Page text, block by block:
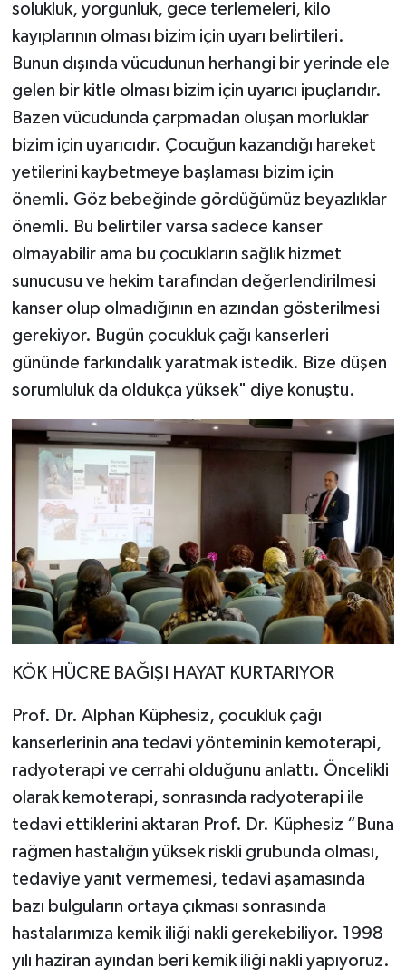
solukluk, yorgunluk, gece terlemeleri, kilo
kayıplarının olması bizim için uyarı belirtileri.
Bunun dışında vücudunun herhangi bir yerinde ele
gelen bir kitle olması bizim için uyarıcı ipuçlarıdır.
Bazen vücudunda çarpmadan oluşan morluklar
bizim için uyarıcıdır. Çocuğun kazandığı hareket
yetilerini kaybetmeye başlaması bizim için
önemli. Göz bebeğinde gördüğümüz beyazlıklar
önemli. Bu belirtiler varsa sadece kanser
olmayabilir ama bu çocukların sağlık hizmet
sunucusu ve hekim tarafından değerlendirilmesi
kanser olup olmadığının en azından gösterilmesi
gerekiyor. Bugün çocukluk çağı kanserleri
gününde farkındalık yaratmak istedik. Bize düşen
sorumluluk da oldukça yüksek" diye konuştu.
KÖK HÜCRE BAĞIŞI HAYAT KURTARIYOR
Prof. Dr. Alphan Küphesiz, çocukluk çağı
kanserlerinin ana tedavi yönteminin kemoterapi,
radyoterapi ve cerrahi olduğunu anlattı. Öncelikli
olarak kemoterapi, sonrasında radyoterapi ile
tedavi ettiklerini aktaran Prof. Dr. Küphesiz “Buna
rağmen hastalığın yüksek riskli grubunda olması,
tedaviye yanıt vermemesi, tedavi aşamasında
bazı bulguların ortaya çıkması sonrasında
hastalarımıza kemik iliği nakli gerekebiliyor. 1998
yılı haziran ayından beri kemik iliği nakli yapıyoruz.